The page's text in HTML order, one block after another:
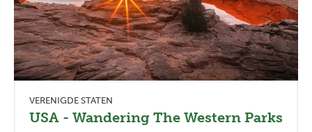
VERENIGDE STATEN
USA - Wandering The Western Parks